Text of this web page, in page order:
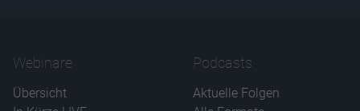
Webinare
Übersicht
Podcasts
Aktuelle Folgen